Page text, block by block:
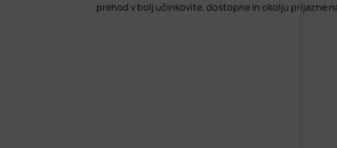
prehod v bolj učinkovite, dostopne in okolju prijazne